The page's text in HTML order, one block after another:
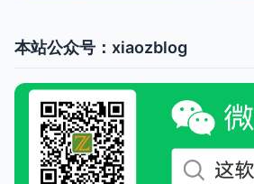
本站公众号：xiaozblog